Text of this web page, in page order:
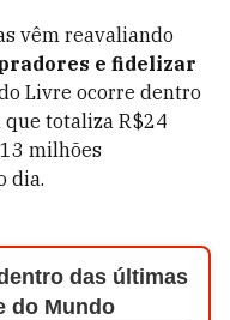
vêm reavaliando
e fidelizar
Livre ocorre dentro
totaliza R$24
milhões
dia.
das últimas
do Mundo